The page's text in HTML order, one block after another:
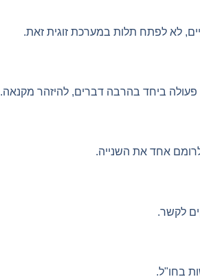
לא לפתח תלות במערכת זוגית זאת.
ביחד בהרבה דברים, להיזהר מקנאה.
אחד את השנייה.
לקשר.
בחו"ל.